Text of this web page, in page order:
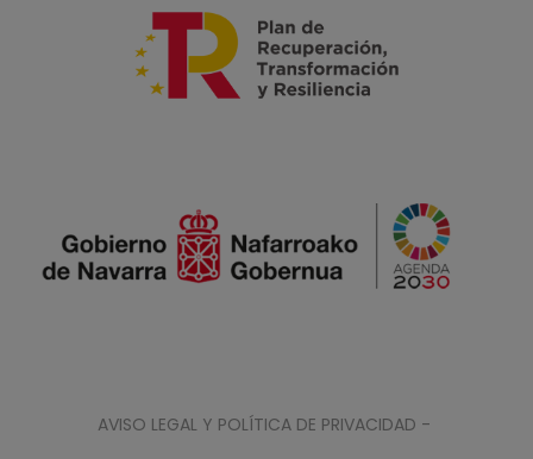
AVISO LEGAL Y POLÍTICA DE PRIVACIDAD -